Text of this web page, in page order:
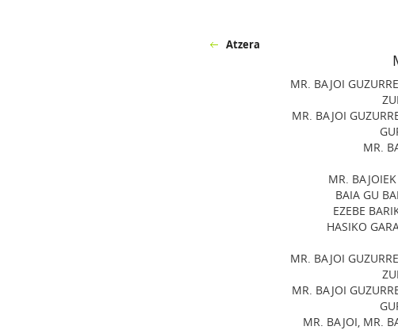
Atzera
MR. BAJOI
MR. BAJOI
MR.
MR.
BAIA GU
EZEBE
HASIKO
MR. BAJOI
MR. BAJOI
MR. BAJOI, MR.